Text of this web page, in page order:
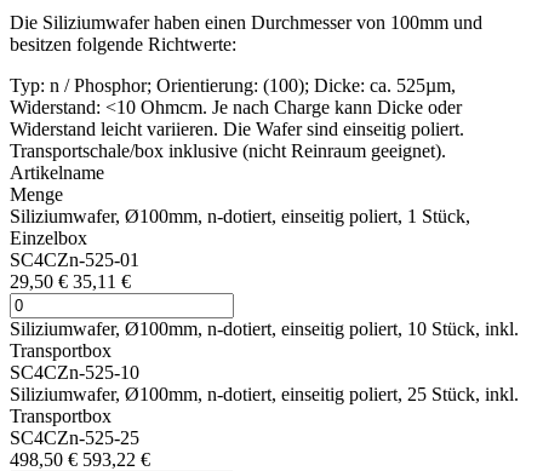
Die Siliziumwafer haben einen Durchmesser von 100mm und
besitzen folgende Richtwerte:
Typ: n / Phosphor; Orientierung: (100); Dicke: ca. 525µm,
Widerstand: <10 Ohmcm. Je nach Charge kann Dicke oder
Widerstand leicht variieren. Die Wafer sind einseitig poliert.
Transportschale/box inklusive (nicht Reinraum geeignet).
Artikelname
Menge
Siliziumwafer, Ø100mm, n-dotiert, einseitig poliert, 1 Stück,
Einzelbox
SC4CZn-525-01
29,50 € 35,11 €
Siliziumwafer, Ø100mm, n-dotiert, einseitig poliert, 10 Stück, inkl.
Transportbox
SC4CZn-525-10
Siliziumwafer, Ø100mm, n-dotiert, einseitig poliert, 25 Stück, inkl.
Transportbox
SC4CZn-525-25
498,50 € 593,22 €